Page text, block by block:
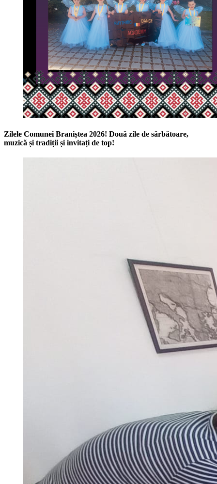
Zilele Comunei Braniștea 2026! Două zile de sărbătoare,
muzică și tradiții și invitați de top!